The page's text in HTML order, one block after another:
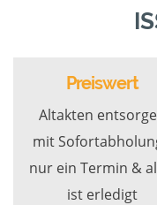
Preiswert
Altakten
mit
nur ein Termin &
ist erledigt